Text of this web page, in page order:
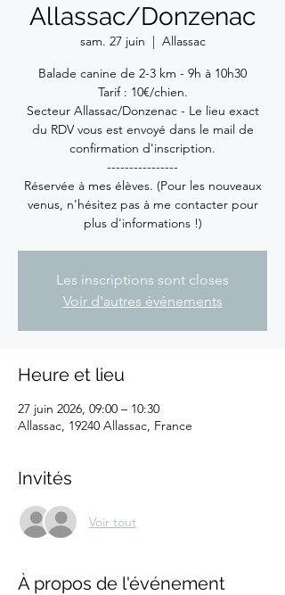
Allassac/Donzenac
sam. 27 juin
  |
Allassac
Balade canine de 2-3 km - 9h à 10h30
Tarif : 10€/chien.
Secteur Allassac/Donzenac - Le lieu exact
du RDV vous est envoyé dans le mail de
confirmation d'inscription.
----------------
Réservée à mes élèves. (Pour les nouveaux
venus, n'hésitez pas à me contacter pour
plus d'informations !)
Les inscriptions sont closes
Voir d'autres événements
Heure et lieu
27 juin 2026, 09:00 – 10:30
Allassac, 19240 Allassac, France
Invités
Voir tout
À propos de l'événement